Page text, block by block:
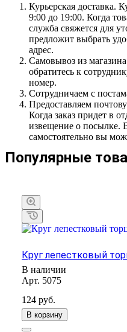
Курьерская доставка.
9:00 до 19:00. Когда
служба свяжется для
предложит выбрать
адрес.
Самовывоз из
обратитесь к
номер.
Сотрудничаем с
Предоставляем
Когда заказ придет в
извещение о посылке.
самостоятельно вы
Популярные
Круг лепестковый
В наличии
Арт. 5075
124 руб.
В корзину